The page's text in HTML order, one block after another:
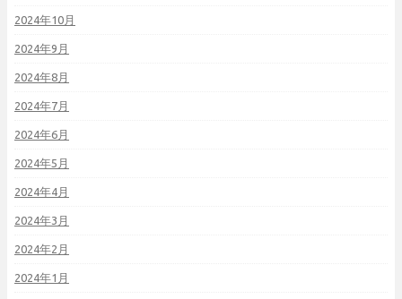
2024年10月
2024年9月
2024年8月
2024年7月
2024年6月
2024年5月
2024年4月
2024年3月
2024年2月
2024年1月